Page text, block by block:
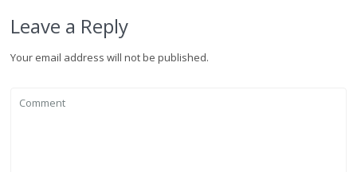
Leave a Reply
Your email address will not be published.